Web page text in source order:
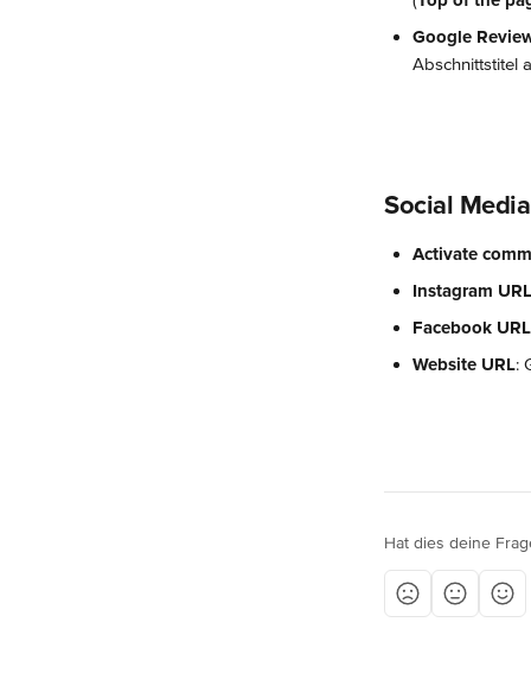
Google
Abschnittstitel
Social
Activate
Instagram URL
Facebook URL
Website URL:
Hat dies deine